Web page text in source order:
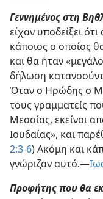
Γεννημένος στη
είχαν υποδείξει
κάποιος ο οποίος
και θα ήταν
δήλωση
Όταν ο Ηρώδης ο
τους γραμματείς
Μεσσίας, εκείνοι
Ιουδαίας», και
2:3-6) Ακόμη και
γνώριζαν αυτό.—
Προφήτης που θα